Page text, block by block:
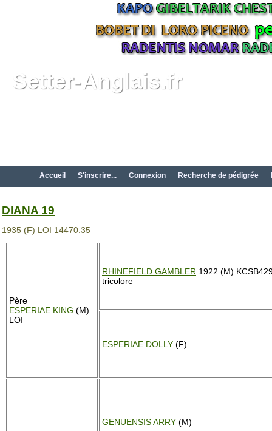
Setter-Anglais.fr
Accueil S'inscrire... Connexion Recherche de pédigrée
DIANA 19
1935 (F) LOI 14470.35
Père
ESPERIAE KING (M)
LOI
RHINEFIELD GAMBLER 1922 (M)
tricolore
ESPERIAE DOLLY (F)
GENUENSIS ARRY (M)